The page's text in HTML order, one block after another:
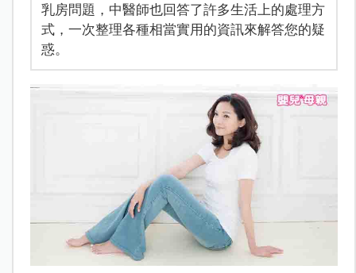
乳房問題，中醫師也回答了許多生活上的處理方
式，一次整理各種相當實用的資訊來解答您的疑
惑。